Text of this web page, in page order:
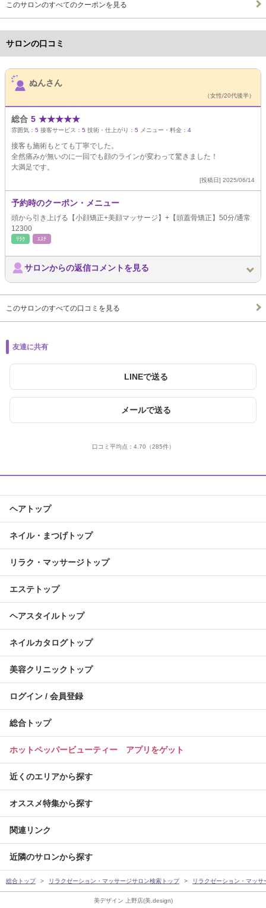
美デザイン 上野店(美.design)
このサロンのすべてのクーポンを見る
サロンの口コミ
サロンPick Up
ぬんさん
（女性/20代後半）
総合 5 ★★★★★
雰囲気： 5 接客サービス： 5 技術・仕上がり： 5 メニュー・料金： 4
接客も施術もとても丁寧でした。
全然痛みが無いのに一回でも顔のラインが変わって驚きました！
大満足です。
[投稿日] 2025/06/14
予約時のクーポン・メニュー
頭から引き上げる【小顔矯正+美顔マッサージ】+【頭蓋骨矯正】50分/通常
12300
ﾘﾗｸ ｴｽﾃ
サロンからの返信コメントを見る
このサロンのすべての口コミを見る
友達に共有
LINEで送る
メールで送る
口コミ平均点： 4.70 （285件）
ヘアトップ
ネイル・まつげトップ
リラク・マッサージトップ
エステトップ
ヘアスタイルトップ
ネイルカタログトップ
美容クリニックトップ
ログイン / 会員登録
総合トップ
ホットペッパービューティー アプリをゲット
近くのエリアから探す
オススメ特集から探す
関連リンク
近隣のサロンから探す
総合トップ リラクゼーション・マッサージサロン検索トップ リラクゼーション・マッ